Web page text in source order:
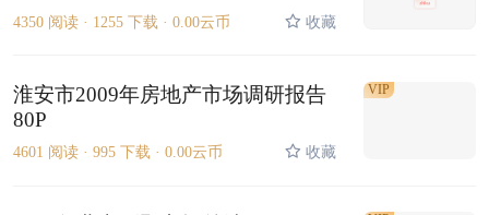
4350 阅读 · 1255 下载 · 0.00云币 收藏
淮安市2009年房地产市场调研报告
80P
4601 阅读 · 995 下载 · 0.00云币 收藏
VIP